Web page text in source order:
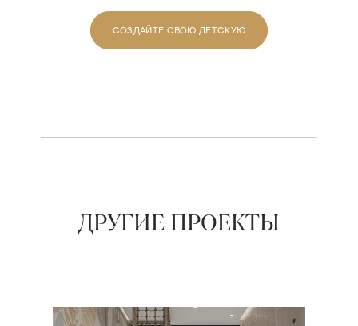
СОЗДАЙТЕ СВОЮ ДЕТСКУЮ
ДРУГИЕ ПРОЕКТЫ